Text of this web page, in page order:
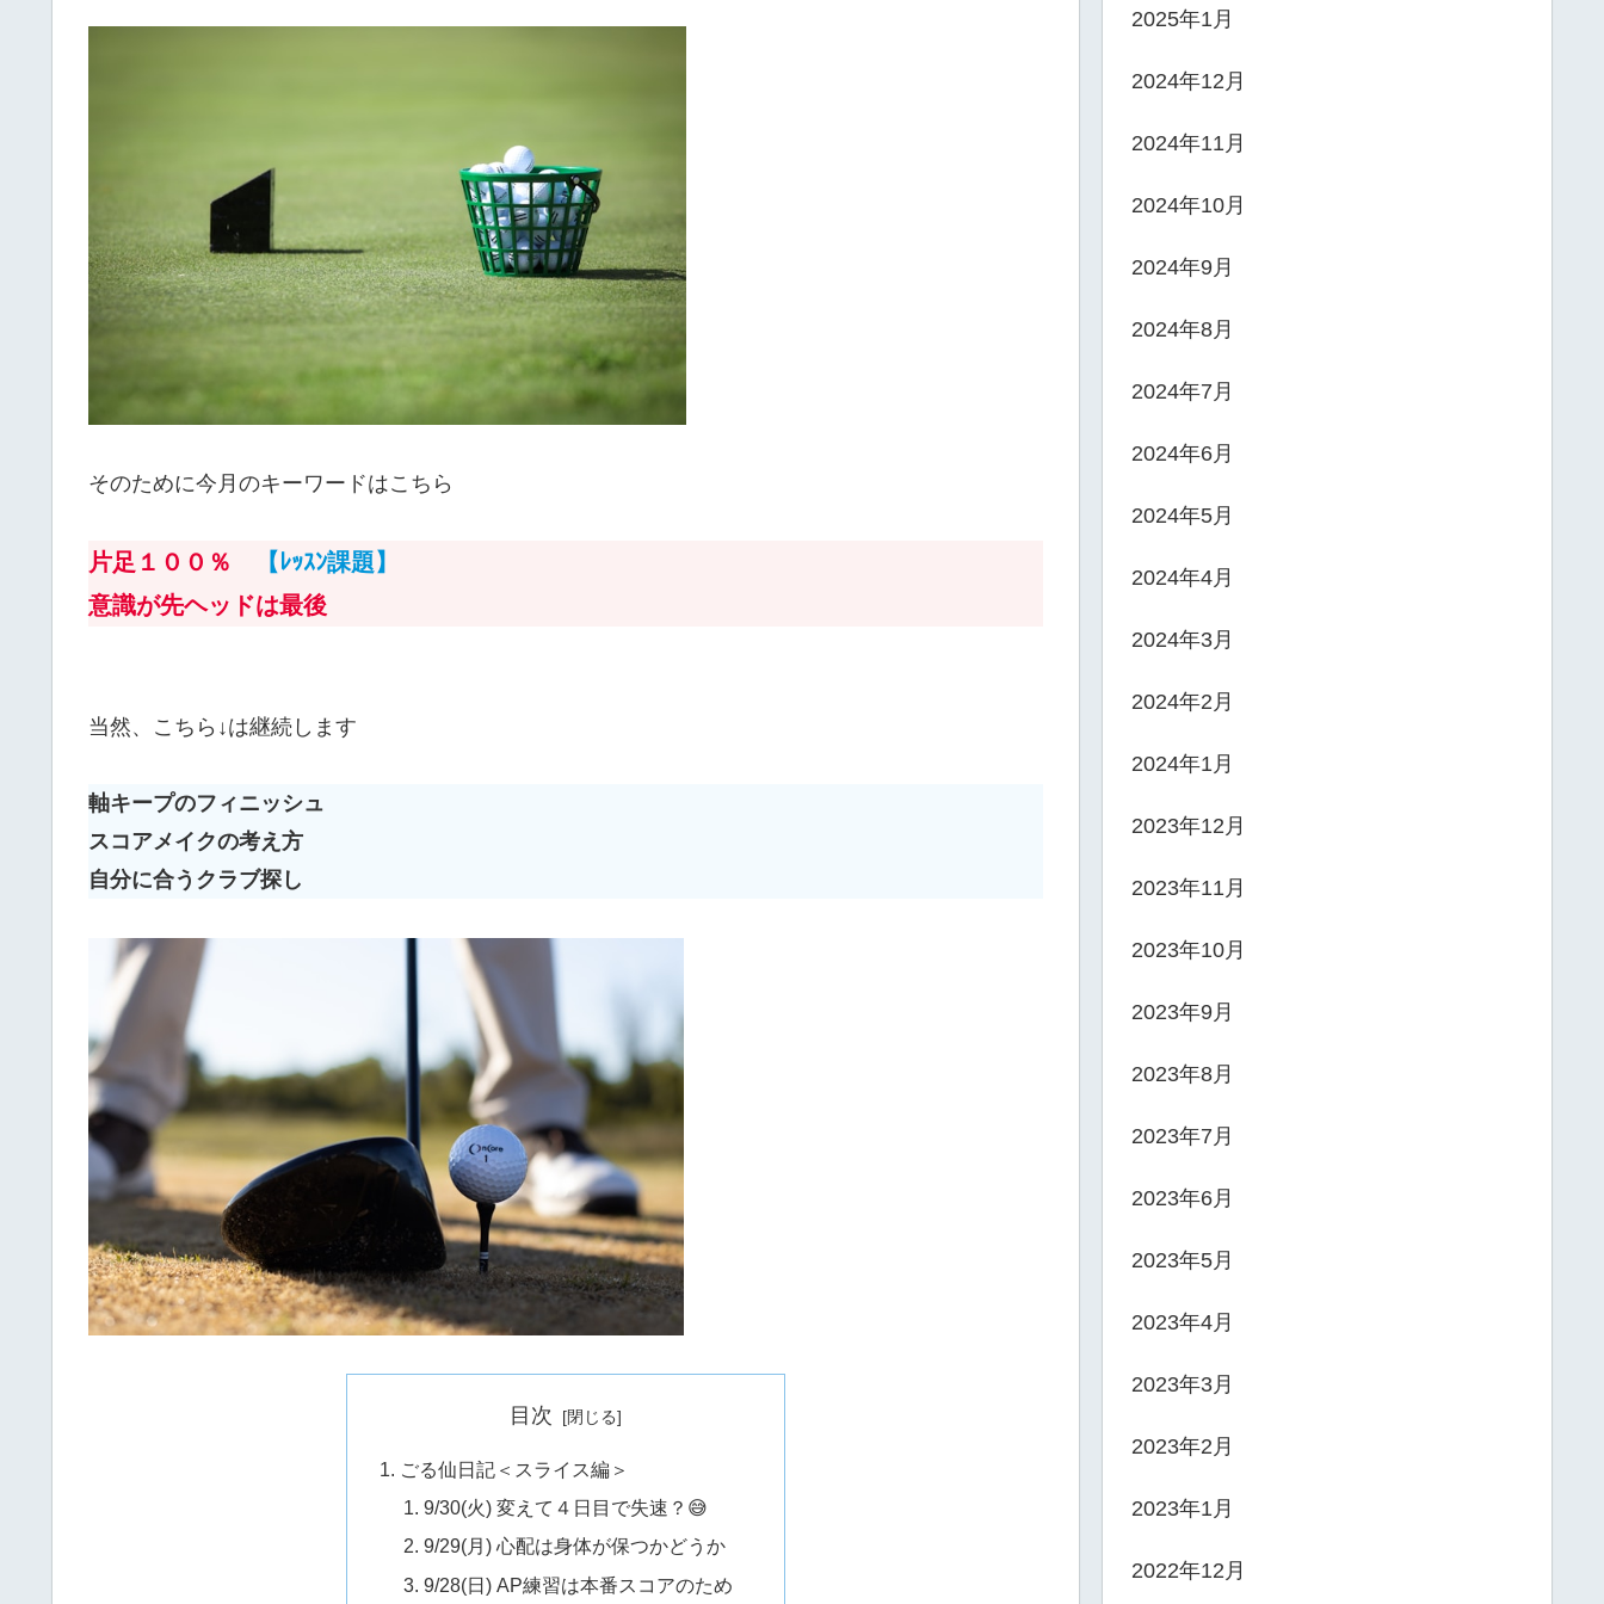
そのために今月のキーワードはこちら
片足１００％
【ﾚｯｽﾝ課題】
意識が先ヘッドは最後
当然、こちら↓は継続します
軸キープのフィニッシュ
スコアメイクの考え方
自分に合うクラブ探し
目次
ごる仙日記＜スライス編＞
9/30(火) 変えて４日目で失速？😅
9/29(月) 心配は身体が保つかどうか
9/28(日) AP練習は本番スコアのため
2025年1月
2024年12月
2024年11月
2024年10月
2024年9月
2024年8月
2024年7月
2024年6月
2024年5月
2024年4月
2024年3月
2024年2月
2024年1月
2023年12月
2023年11月
2023年10月
2023年9月
2023年8月
2023年7月
2023年6月
2023年5月
2023年4月
2023年3月
2023年2月
2023年1月
2022年12月